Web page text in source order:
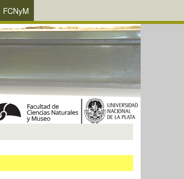
FCNyM